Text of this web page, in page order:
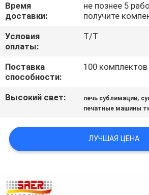
ВСЕ
СЛУЧАИ
COMPANY
NEWS
КАРТА
САЙТА
Время
доставки:
не познее 5
получите
Условия
оплаты:
T/T
Поставка
способности:
100
Высокий свет: печь сублимации,
печатные машины
ЛУЧШАЯ ЦЕНА